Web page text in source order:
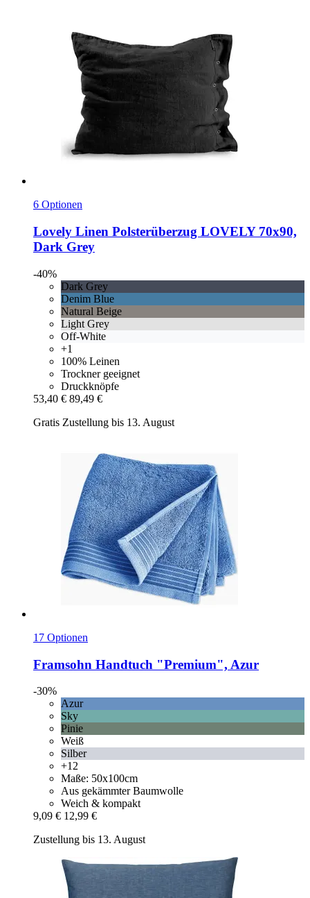
6 Optionen
Lovely Linen Polsterüberzug LOVELY 70x90,
Dark Grey
-40%
Dark Grey
Denim Blue
Natural Beige
Light Grey
Off-White
+1
100% Leinen
Trockner geeignet
Druckknöpfe
53,40 € 89,49 €
Gratis Zustellung bis 13. August
17 Optionen
Framsohn Handtuch "Premium", Azur
-30%
Azur
Sky
Pinie
Weiß
Silber
+12
Maße: 50x100cm
Aus gekämmter Baumwolle
Weich & kompakt
9,09 € 12,99 €
Zustellung bis 13. August